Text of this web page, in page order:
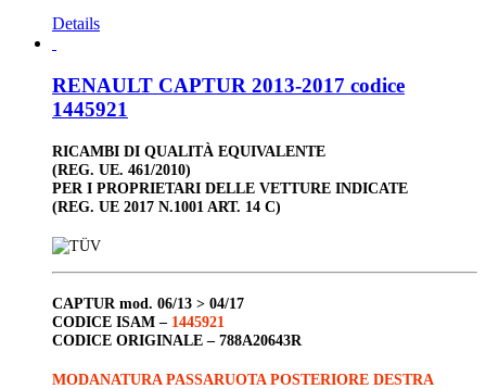
Details
RENAULT CAPTUR 2013-2017 codice
1445921
RICAMBI DI QUALITÀ EQUIVALENTE
(REG. UE. 461/2010)
PER I PROPRIETARI DELLE VETTURE INDICATE
(REG. UE 2017 N.1001 ART. 14 C)
CAPTUR mod. 06/13 > 04/17
CODICE ISAM – 1445921
CODICE ORIGINALE – 788A20643R
MODANATURA PASSARUOTA POSTERIORE DESTRA